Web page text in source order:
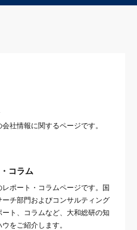
社情報に関するページです。
コラム
レポート・コラムページです。国
ーチ部門およびコンサルティング
ート、コラムなど、大和総研の知
をご紹介します。